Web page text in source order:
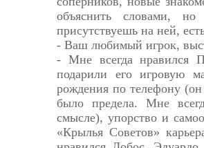
объяснить словами,
присутствуешь на ней,
- Ваш любимый игрок,
- Мне всегда нравился
подарили его игровую
рождения по телефону
было предела. Мне
смысле), упорство и
«Крылья Советов»